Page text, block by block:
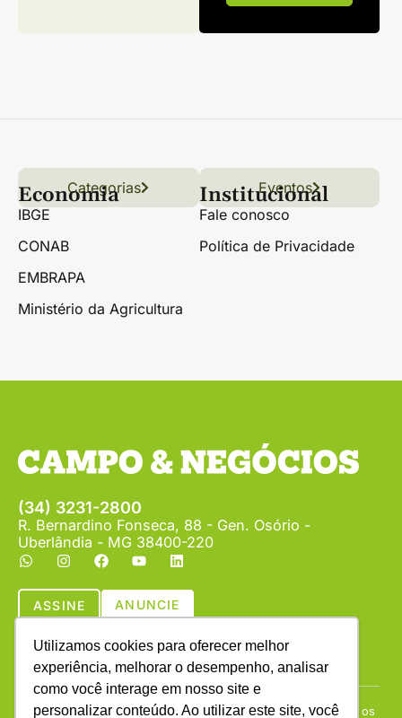
Utilizamos cookies para oferecer melhor
experiência, melhorar o desempenho, analisar
como você interage em nosso site e
personalizar conteúdo. Ao utilizar este site, você
Links úteis
Conteúdo Grãos
Florestas Hortifrúti
Categorias Eventos
Economia
IBGE
CONAB
EMBRAPA
Ministério da Agricultura
Institucional
Fale conosco
Política de Privacidade
(34) 3231-2800
R. Bernardino Fonseca, 88 - Gen. Osório -
Uberlândia - MG 38400-220
ASSINE ANUNCIE
Copyright © (1990 - 2026) Revista Campo & Negócios. Todos os